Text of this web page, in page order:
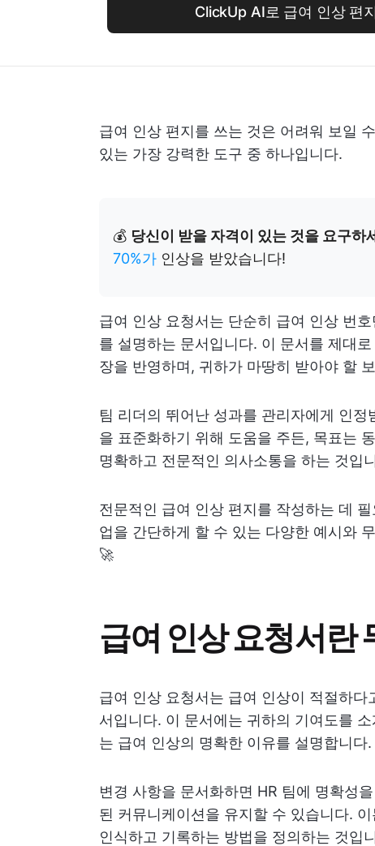
ClickUp AI로 급여 인상 편
급여 인상 편지를 쓰는 것은 어려워 보일
있는 가장 강력한 도구 중 하나입니다.
💰 당신이 받을 자격이 있는 것을 요구하
70%가 인상을 받았습니다!
급여 인상 요청서는 단순히 급여 인상 번
를 설명하는 문서입니다. 이 문서를 제대
장을 반영하며, 귀하가 마땅히 받아야 할
팀 리더의 뛰어난 성과를 관리자에게 인
을 표준화하기 위해 도움을 주든, 목표는
명확하고 전문적인 의사소통을 하는 것입
전문적인 급여 인상 편지를 작성하는 데
업을 간단하게 할 수 있는 다양한 예시와
🚀
급여 인상 요청서란
급여 인상 요청서는 급여 인상이 적절하
서입니다. 이 문서에는 귀하의 기여도를
는 급여 인상의 명확한 이유를 설명합니다.
변경 사항을 문서화하면 HR 팀에 명확성
된 커뮤니케이션을 유지할 수 있습니다.
인식하고 기록하는 방법을 정의하는 것입